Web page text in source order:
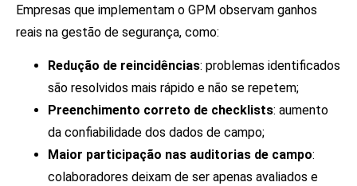
Empresas que implementam o GPM observam ganhos
reais na gestão de segurança, como:
Redução de reincidências: problemas identificados
são resolvidos mais rápido e não se repetem;
Preenchimento correto de checklists: aumento
da confiabilidade dos dados de campo;
Maior participação nas auditorias de campo:
colaboradores deixam de ser apenas avaliados e